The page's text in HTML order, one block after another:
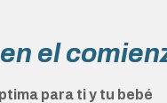
el
para ti y tu bebé